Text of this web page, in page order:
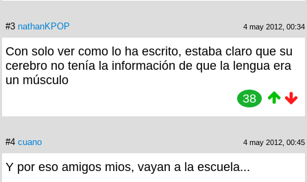
#3 nathanKPOP 4 may 2012, 00:34
Con solo ver como lo ha escrito, estaba claro que su
cerebro no tenía la información de que la lengua era
un músculo
38
#4 cuano 4 may 2012, 00:45
Y por eso amigos mios, vayan a la escuela...